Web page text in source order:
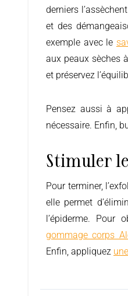
derniers
et des
exemple avec le
aux peaux sèches
et préservez
Pensez aussi à
nécessaire. Enfin,
Stimuler
Pour terminer, l’exfoliation est une étape indispensable des soins de la peau car
elle permet
l’épiderme.
gommage corps
Enfin, appliquez